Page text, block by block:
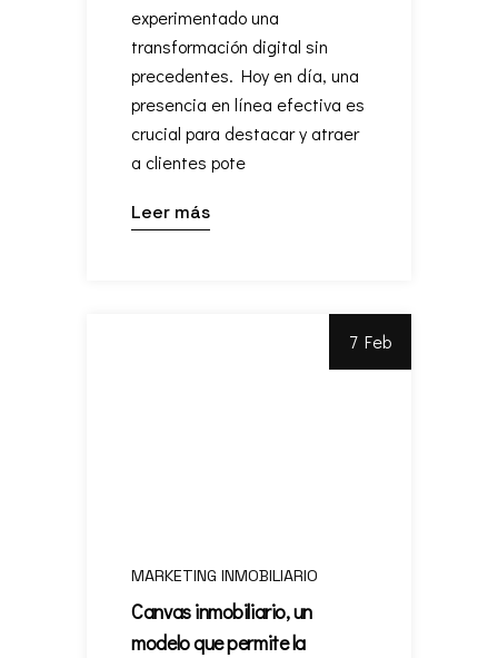
experimentado una
transformación digital sin
precedentes. Hoy en día, una
presencia en línea efectiva es
crucial para destacar y atraer
a clientes pote
Leer más
7 Feb
MARKETING INMOBILIARIO
Canvas inmobiliario, un
modelo que permite la